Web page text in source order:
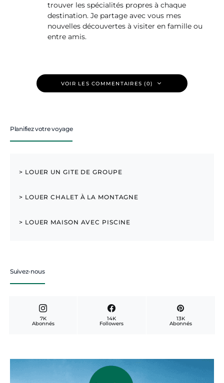
trouver les spécialités propres à chaque
destination. Je partage avec vous mes
nouvelles découvertes à visiter en famille ou
entre amis.
VOIR LES COMMENTAIRES (0)
Planifiez votre voyage
> LOUER UN GITE DE GROUPE
> LOUER CHALET À LA MONTAGNE
> LOUER MAISON AVEC PISCINE
Suivez-nous
7K
Abonnés
14K
Followers
13K
Abonnés